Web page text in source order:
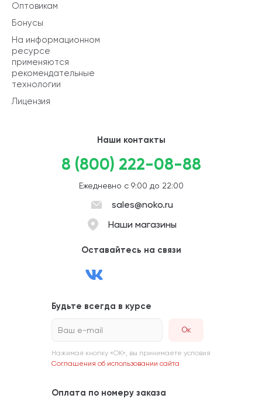
Оптовикам
Бонусы
На информационном
ресурсе
применяются
рекомендательные
технологии
Лицензия
Наши контакты
8 (800) 222-08-88
Ежедневно с 9:00 до 22:00
sales@noko.ru
Наши магазины
Оставайтесь на связи
Будьте всегда в курсе
Ваш e-mail
Нажимая кнопку «ОК», вы принимаете условия
Соглашения об использовании сайта
Оплата по номеру заказа